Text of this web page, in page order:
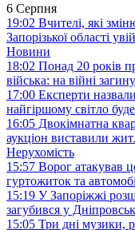
6 Серпня
19:02 Вчителі, які
Запорізької області
Новини
18:02 Понад 20 років
війська: на війні
17:00 Експерти
найгіршому світло
16:05 Двокімнатна
аукціон виставили
Нерухомість
15:57 Ворог атакував
гуртожиток та
15:19 У Запоріжжі
загубився у
15:05 Три дні музики,